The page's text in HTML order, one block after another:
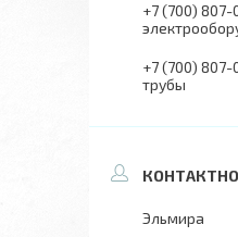
+7 (700) 807-
+7 (700) 807-
трубы
Эльмира